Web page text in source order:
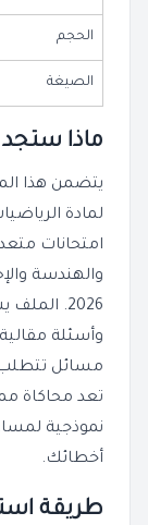
الحجم
الصيغة
ماذا
يتضمن هذا
لمادة
امتحانات
والهندسة
2026.
وأسئلة
مسائل تتطلب
تعد محاكاة
نموذجية
أخطائك.
طريقة